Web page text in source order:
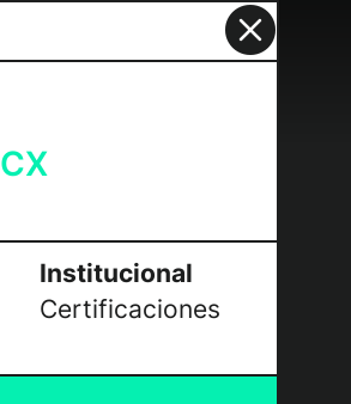
CX
Institucional
Certificaciones